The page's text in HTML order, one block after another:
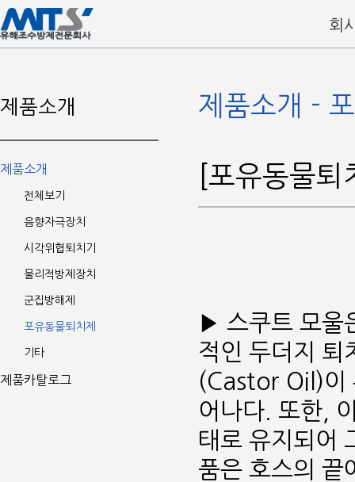
회
제품소개
제품소개
전체보기
음향자극장치
시각위협퇴치기
물리적방제장치
군집방해제
포유동물퇴치제
기타
제품카탈로그
제품소개 -
[포유동물
▶ 스쿠트 모울
적인 두더지 퇴
(Castor Oil)이
어나다. 또한,
태로 유지되어
품은 호스의 끝